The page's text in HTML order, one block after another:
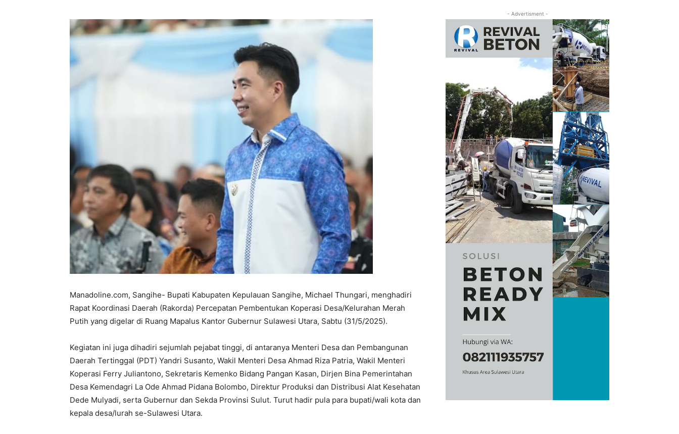
Manadoline.com, Sangihe- Bupati Kabupaten Kepulauan Sangihe, Michael Thungari, menghadiri
Rapat Koordinasi Daerah (Rakorda) Percepatan Pembentukan Koperasi Desa/Kelurahan Merah
Putih yang digelar di Ruang Mapalus Kantor Gubernur Sulawesi Utara, Sabtu (31/5/2025).
Kegiatan ini juga dihadiri sejumlah pejabat tinggi, di antaranya Menteri Desa dan Pembangunan
Daerah Tertinggal (PDT) Yandri Susanto, Wakil Menteri Desa Ahmad Riza Patria, Wakil Menteri
Koperasi Ferry Juliantono, Sekretaris Kemenko Bidang Pangan Kasan, Dirjen Bina Pemerintahan
Desa Kemendagri La Ode Ahmad Pidana Bolombo, Direktur Produksi dan Distribusi Alat Kesehatan
Dede Mulyadi, serta Gubernur dan Sekda Provinsi Sulut. Turut hadir pula para bupati/wali kota dan
kepala desa/lurah se-Sulawesi Utara.
- Advertisment -